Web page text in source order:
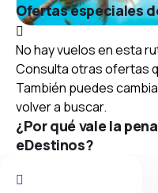
Ofertas especiales
No hay vuelos en esta
Consulta otras ofertas
También puedes
volver a buscar.
¿Por qué vale la
eDestinos?